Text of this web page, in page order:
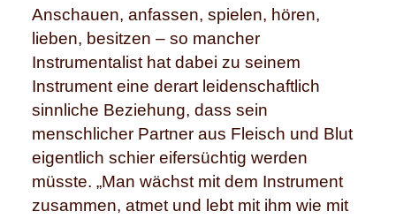
Anschauen, anfassen, spielen, hören,
lieben, besitzen – so mancher
Instrumentalist hat dabei zu seinem
Instrument eine derart leidenschaftlich
sinnliche Beziehung, dass sein
menschlicher Partner aus Fleisch und Blut
eigentlich schier eifersüchtig werden
müsste. „Man wächst mit dem Instrument
zusammen, atmet und lebt mit ihm wie mit